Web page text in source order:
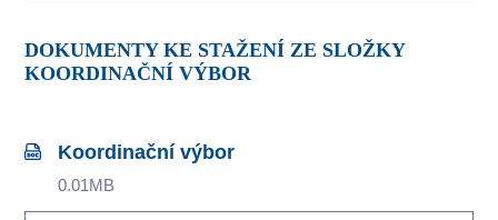
DOKUMENTY KE STAŽENÍ ZE SLOŽKY
KOORDINAČNÍ VÝBOR
Koordinační výbor
0.01MB